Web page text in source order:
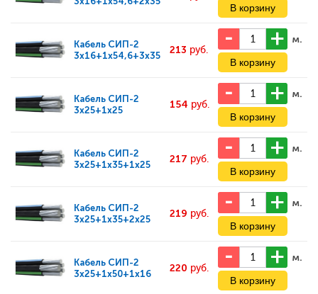
Кабель СИП-2
3x16+1x54,6+3x35
213 руб.
м.
Кабель СИП-2
3x25+1x25
154 руб.
м.
Кабель СИП-2
3x25+1x35+1x25
217 руб.
м.
Кабель СИП-2
3x25+1x35+2x25
219 руб.
м.
Кабель СИП-2
3x25+1x50+1x16
220 руб.
м.